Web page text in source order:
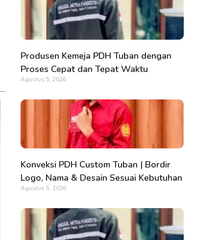
Produsen Kemeja PDH Tuban dengan
Proses Cepat dan Tepat Waktu
Agustus 5, 2026
Konveksi PDH Custom Tuban | Bordir
Logo, Nama & Desain Sesuai Kebutuhan
Agustus 5, 2026